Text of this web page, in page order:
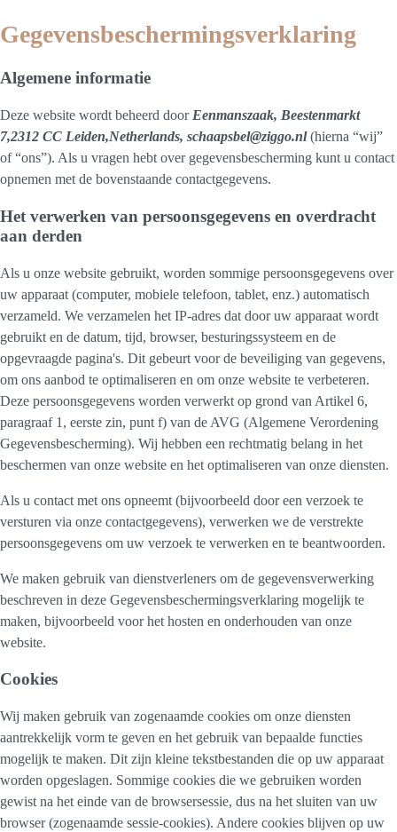
Gegevensbeschermingsverklaring
Algemene informatie
Deze website wordt beheerd door Eenmanszaak, Beestenmarkt
7,2312 CC Leiden,Netherlands, schaapsbel@ziggo.nl(hierna “wij”
of “ons”). Als u vragen hebt over gegevensbescherming kunt u contact
opnemen met de bovenstaande contactgegevens.
Het verwerken van persoonsgegevens en overdracht
aan derden
Als u onze website gebruikt, worden sommige persoonsgegevens over
uw apparaat (computer, mobiele telefoon, tablet, enz.) automatisch
verzameld. We verzamelen het IP-adres dat door uw apparaat wordt
gebruikt en de datum, tijd, browser, besturingssysteem en de
opgevraagde pagina's. Dit gebeurt voor de beveiliging van gegevens,
om ons aanbod te optimaliseren en om onze website te verbeteren.
Deze persoonsgegevens worden verwerkt op grond van Artikel 6,
paragraaf 1, eerste zin, punt f) van de AVG (Algemene Verordening
Gegevensbescherming). Wij hebben een rechtmatig belang in het
beschermen van onze website en het optimaliseren van onze diensten.
Als u contact met ons opneemt (bijvoorbeeld door een verzoek te
versturen via onze contactgegevens), verwerken we de verstrekte
persoonsgegevens om uw verzoek te verwerken en te beantwoorden.
We maken gebruik van dienstverleners om de gegevensverwerking
beschreven in deze Gegevensbeschermingsverklaring mogelijk te
maken, bijvoorbeeld voor het hosten en onderhouden van onze
website.
Cookies
Wij maken gebruik van zogenaamde cookies om onze diensten
aantrekkelijk vorm te geven en het gebruik van bepaalde functies
mogelijk te maken. Dit zijn kleine tekstbestanden die op uw apparaat
worden opgeslagen. Sommige cookies die we gebruiken worden
gewist na het einde van de browsersessie, dus na het sluiten van uw
browser (zogenaamde sessie-cookies). Andere cookies blijven op uw